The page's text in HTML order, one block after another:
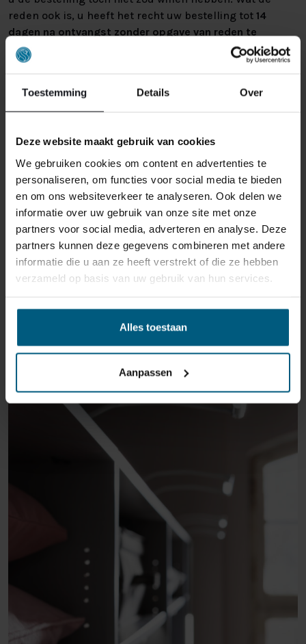
Toestemming Details Over
Deze website maakt gebruik van cookies
We gebruiken cookies om content en advertenties te
personaliseren, om functies voor social media te bieden
en om ons websiteverkeer te analyseren. Ook delen we
informatie over uw gebruik van onze site met onze
partners voor social media, adverteren en analyse. Deze
partners kunnen deze gegevens combineren met andere
informatie die u aan ze heeft verstrekt of die ze hebben
verzameld op basis van uw gebruik van hun services.
Alles toestaan
Aanpassen
reden ook is, u heeft het recht uw bestelling tot 14
dagen na ontvangst zonder opgave van reden te
annuleren
. Behandel het product met zorg en zorg
ervoor dat deze bij het retour sturen goed verpakt is.
meer beschadigd dan nodig, dan kunnen we deze
waardevermindering van het product aan u
GERELATEERDE PRODUCTEN